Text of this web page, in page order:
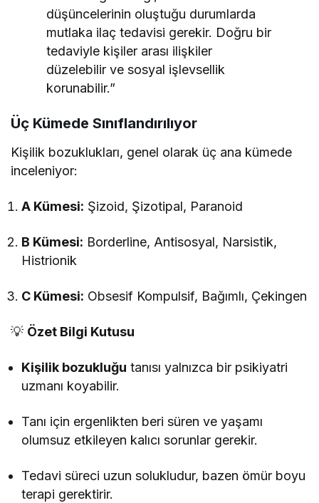
düşüncelerinin oluştuğu durumlarda
mutlaka ilaç tedavisi gerekir. Doğru bir
tedaviyle kişiler arası ilişkiler
düzelebilir ve sosyal işlevsellik
korunabilir.”
Üç Kümede Sınıflandırılıyor
Kişilik bozuklukları, genel olarak üç ana kümede
inceleniyor:
A Kümesi: Şizoid, Şizotipal, Paranoid
B Kümesi: Borderline, Antisosyal, Narsistik,
Histrionik
C Kümesi: Obsesif Kompulsif, Bağımlı, Çekingen
💡 Özet Bilgi Kutusu
Kişilik bozukluğu tanısı yalnızca bir psikiyatri
uzmanı koyabilir.
Tanı için ergenlikten beri süren ve yaşamı
olumsuz etkileyen kalıcı sorunlar gerekir.
Tedavi süreci uzun solukludur, bazen ömür boyu
terapi gerektirir.